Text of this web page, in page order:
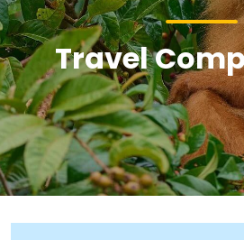
Travel